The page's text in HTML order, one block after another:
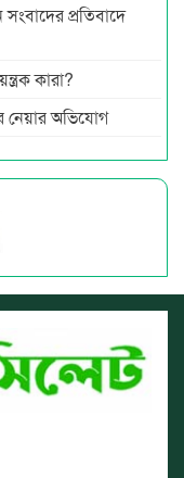
সংবাদের প্রতিবাদে
কারা?
নেয়ার অভিযোগ